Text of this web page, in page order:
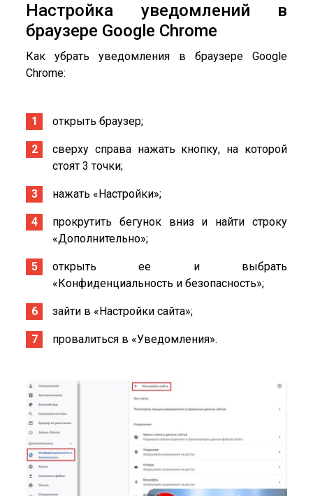
Настройка уведомлений в
браузере Google Chrome
Как убрать уведомления в браузере Google
Chrome:
открыть браузер;
сверху справа нажать кнопку, на которой
стоят 3 точки;
нажать «Настройки»;
прокрутить бегунок вниз и найти строку
«Дополнительно»;
открыть ее и выбрать
«Конфиденциальность и безопасность»;
зайти в «Настройки сайта»;
провалиться в «Уведомления».